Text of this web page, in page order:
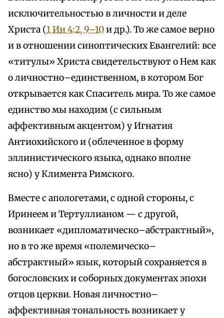
исключительностью в личности и деле
Христа (1 Ин 4:2, 9–10и др.). То же самое верно
и в отношении синоптических Евангелий: все
«титулы» Христа свидетельствуют о Нем как
о личностно–единственном, в котором Бог
открывается как Спаситель мира. То же самое
единство мы находим (с сильным
аффективным акцентом) у Игнатия
Антиохийского и (облеченное в форму
эллинистического языка, однако вполне
ясно) у Климента Римского.
Вместе с апологетами, с одной стороны, с
Иринеем и Тертуллианом — с другой,
возникает «дипломатическо–абстрактный»,
но в то же время «полемическо–
абстрактный» язык, который сохраняется в
богословских и соборных документах эпохи
отцов церкви. Новая личностно–
аффективная тональность возникает у